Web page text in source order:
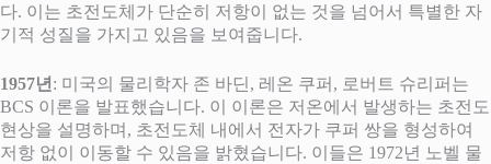
다. 이는 초전도체가 단순히 저항이 없는 것을 넘어서 특별한 자
기적 성질을 가지고 있음을 보여줍니다.
1957년 : 미국의 물리학자 존 바딘, 레온 쿠퍼, 로버트 슈리퍼는
BCS 이론을 발표했습니다. 이 이론은 저온에서 발생하는 초전도
현상을 설명하며, 초전도체 내에서 전자가 쿠퍼 쌍을 형성하여
저항 없이 이동할 수 있음을 밝혔습니다. 이들은 1972년 노벨 물